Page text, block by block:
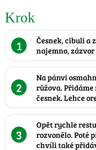
Krok
1
Česnek, cibuli a
najemno,
2
Na pánvi
růžova.
česnek. Lehce
3
Opět rychle
rozvonělo. Poté
chvíli také